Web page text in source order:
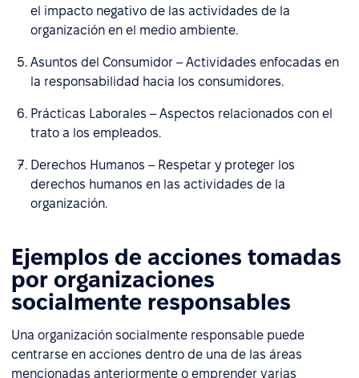
el impacto negativo de las actividades de la
organización en el medio ambiente.
Asuntos del Consumidor – Actividades enfocadas en
la responsabilidad hacia los consumidores.
Prácticas Laborales – Aspectos relacionados con el
trato a los empleados.
Derechos Humanos – Respetar y proteger los
derechos humanos en las actividades de la
organización.
Ejemplos de acciones tomadas
por organizaciones
socialmente responsables
Una organización socialmente responsable puede
centrarse en acciones dentro de una de las áreas
mencionadas anteriormente o emprender varias